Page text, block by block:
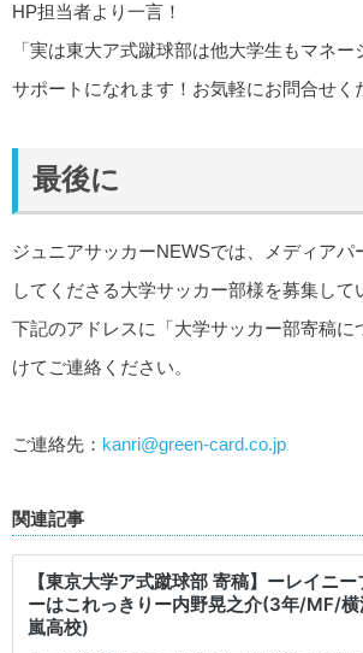
HP担当者より一言！
「実は東大ア式蹴球部は他大学生もマネ
サポートになれます！お気軽にお問合せく
最後に
ジュニアサッカーNEWSでは、メディアパ
してくださる大学サッカー部様を募集して
下記のアドレスに「大学サッカー部寄稿に
けてご連絡ください。
ご連絡先： kanri@green-card.co.jp
関連記事